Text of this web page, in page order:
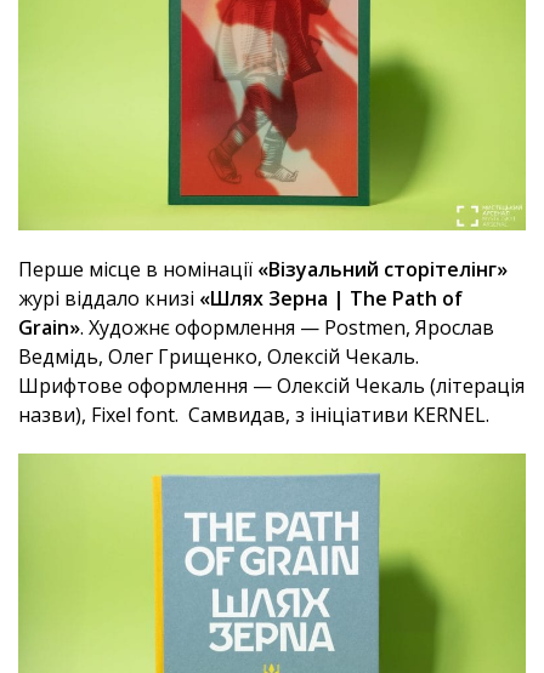
Перше місце в номінації «Візуальний сторітелінг»
журі віддало книзі «Шлях Зерна | The Path of
Grain». Художнє оформлення — Postmen, Ярослав
Ведмідь, Олег Грищенко, Олексій Чекаль.
Шрифтове оформлення — Олексій Чекаль (літерація
назви), Fixel font. Самвидав, з ініціативи KERNEL.